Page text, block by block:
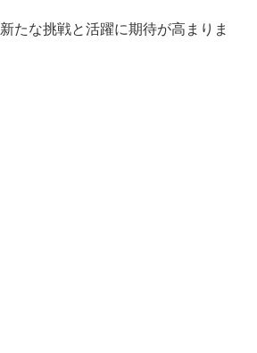
たな挑戦と活躍に期待が高まりま